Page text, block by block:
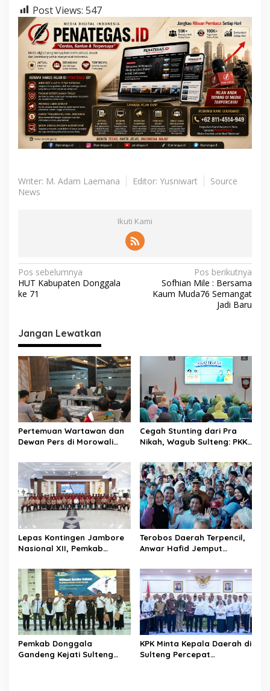
Post Views: 547
Writer: M. Adam Laemana Editor: Yusniwart
Source
News
Ikuti Kami
N
a
i
g
a
s
i
p
o
s
Pos sebelumnya
HUT Kabupaten Donggala
ke 71
Pos berikutnya
Sofhian Mile : Bersama
Kaum Muda76 Semangat
Jadi Baru
Jangan Lewatkan
Pertemuan Wartawan dan
Dewan Pers di Morowali
dan Peningkatan
Kompetensi Jurnalis
Cegah Stunting dari Pra
Nikah, Wagub Sulteng: PKK
Selamatkan Generasi Emas
Lepas Kontingen Jambore
Nasional XII, Pemkab
Pramuka Jadi Duta
Karakter dan Kebanggaan
Daerah
Terobos Daerah Terpencil,
Anwar Hafid Jemput
“Tak Boleh Ada Wilayah
yang Tertinggal”
Pemkab Donggala
Gandeng Kejati Sulteng
KPK Minta Kepala Daerah di
Sulteng Percepat